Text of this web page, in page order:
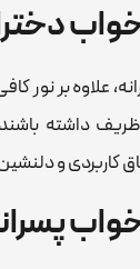
علاوه بر نور
داشته باشند.
کاربردی و